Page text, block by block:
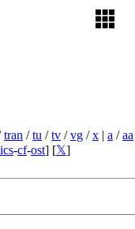
tran /tu /tv /vg /x | a /aa
-cf-ost] [𝕏]